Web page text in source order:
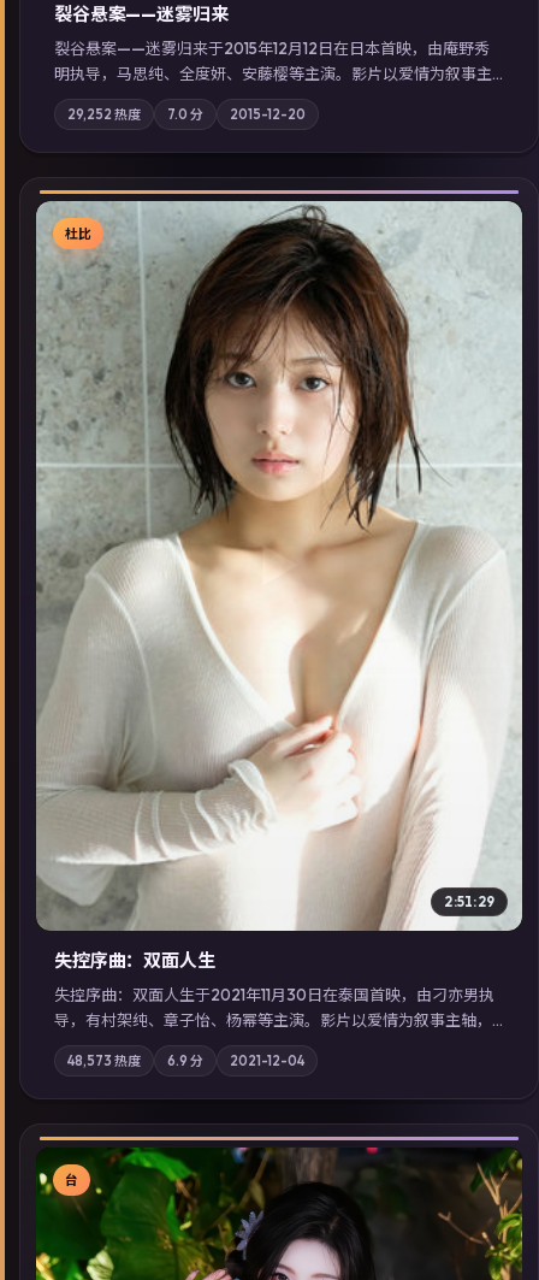
裂谷悬案——迷雾归来
裂谷悬案——迷雾归来于2015年12月12日在日本首映，由庵野秀
明执导，马思纯、全度妍、安藤樱等主演。影片以爱情为叙事主
轴，两代人的执念在暴风雨夜正面相撞；摄影与配乐强化地域气
质；站内亦可通过「国产免费观看高清电视剧在线看」延展检索
同类型高分佳作，畅享高清在线追剧体验。
29,252 热度 7.0 分 2015-12-20
▶
杜比
2:51:29
失控序曲：双面人生
失控序曲：双面人生于2021年11月30日在泰国首映，由刁亦男执
导，有村架纯、章子怡、杨幂等主演。影片以爱情为叙事主轴，
两代人的执念在暴风雨夜正面相撞；摄影与配乐强化地域气质；
站内亦可通过「国产免费观看高清电视剧在线看」延展检索同类
型高分佳作，畅享高清在线追剧体验。
48,573 热度 6.9 分 2021-12-04
台